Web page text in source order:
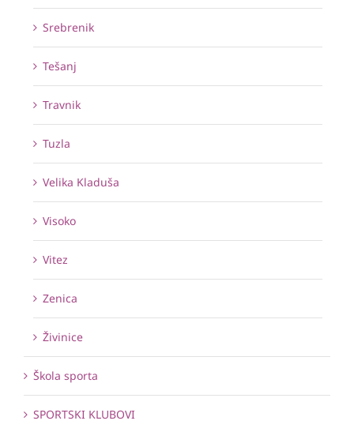
Srebrenik
Tešanj
Travnik
Tuzla
Velika Kladuša
Visoko
Vitez
Zenica
Živinice
Škola sporta
SPORTSKI KLUBOVI